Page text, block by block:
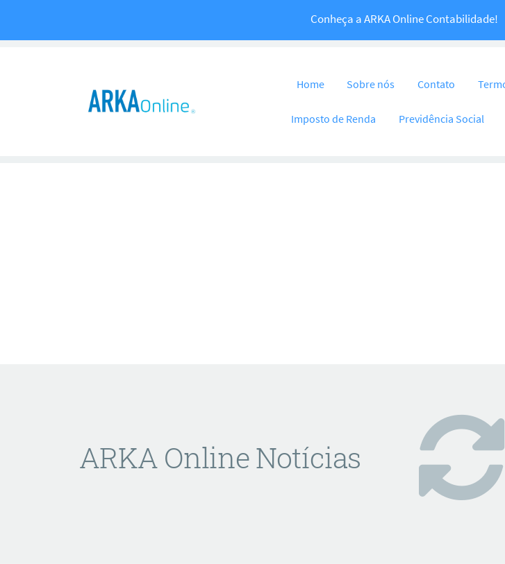
Temos um recado importante para você!
Conheça a ARKA Online Contabilidade!
Home Sobre nós Contato
Imposto de Renda Previdência Social
ARKA Online Notícias